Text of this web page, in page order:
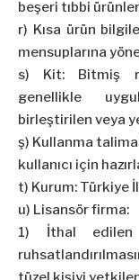
beşeri tıbbi
r) Kısa ürün
mensuplarına
s) Kit: Bitmiş
genellikle
birleştirilen veya
ş) Kullanma
kullanıcı için
t) Kurum: Türkiye
u) Lisansör firma:
1) İthal edilen